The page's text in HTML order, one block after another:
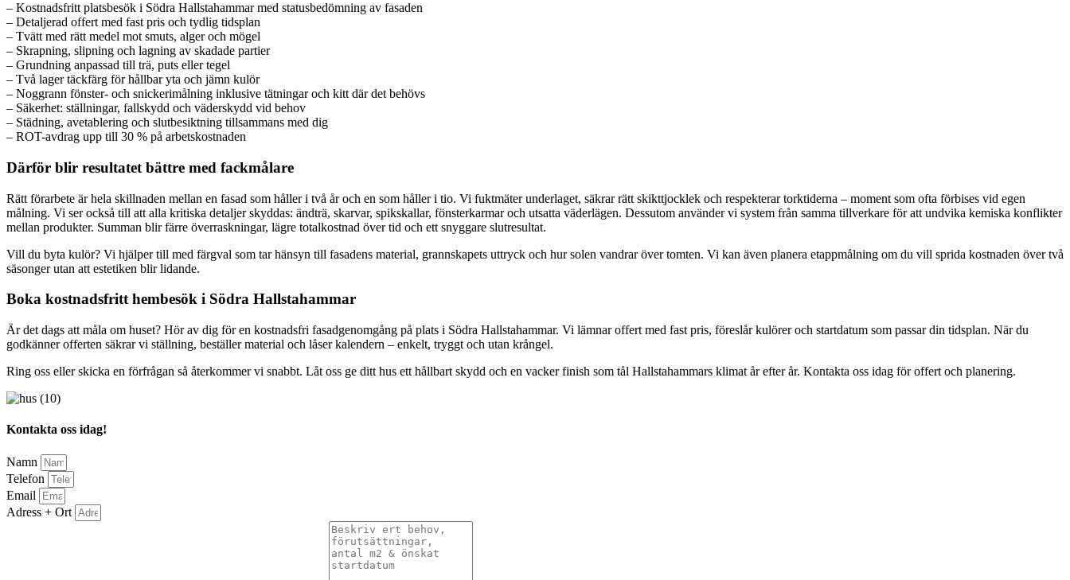
– Kostnadsfritt platsbesök i Södra Hallstahammar med statusbedömning av fasaden
– Detaljerad offert med fast pris och tydlig tidsplan
– Tvätt med rätt medel mot smuts, alger och mögel
– Skrapning, slipning och lagning av skadade partier
– Grundning anpassad till trä, puts eller tegel
– Två lager täckfärg för hållbar yta och jämn kulör
– Noggrann fönster- och snickerimålning inklusive tätningar och kitt där det behövs
– Säkerhet: ställningar, fallskydd och väderskydd vid behov
– Städning, avetablering och slutbesiktning tillsammans med dig
– ROT-avdrag upp till 30 % på arbetskostnaden
Därför blir resultatet bättre med fackmålare
Rätt förarbete är hela skillnaden mellan en fasad som håller i två år och en som håller i tio. Vi fuktmäter underlaget, säkrar rätt skikttjocklek och respekterar torktiderna – moment som ofta förbises vid egen
målning. Vi ser också till att alla kritiska detaljer skyddas: ändträ, skarvar, spikskallar, fönsterkarmar och utsatta väderlägen. Dessutom använder vi system från samma tillverkare för att undvika kemiska konflikter
mellan produkter. Summan blir färre överraskningar, lägre totalkostnad över tid och ett snyggare slutresultat.
Vill du byta kulör? Vi hjälper till med färgval som tar hänsyn till fasadens material, grannskapets uttryck och hur solen vandrar över tomten. Vi kan även planera etappmålning om du vill sprida kostnaden över två
säsonger utan att estetiken blir lidande.
Boka kostnadsfritt hembesök i Södra Hallstahammar
Är det dags att måla om huset? Hör av dig för en kostnadsfri fasadgenomgång på plats i Södra Hallstahammar. Vi lämnar offert med fast pris, föreslår kulörer och startdatum som passar din tidsplan. När du
godkänner offerten säkrar vi ställning, beställer material och låser kalendern – enkelt, tryggt och utan krångel.
Ring oss eller skicka en förfrågan så återkommer vi snabbt. Låt oss ge ditt hus ett hållbart skydd och en vacker finish som tål Hallstahammars klimat år efter år. Kontakta oss idag för offert och planering.
Kontakta oss idag!
Namn
Telefon
Email
Adress + Ort